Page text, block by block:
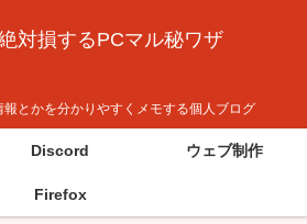
対損するPCマル秘ワザ
とかを分かりやすくメモする個人ブログ
Discord ウェブ制作
Firefox